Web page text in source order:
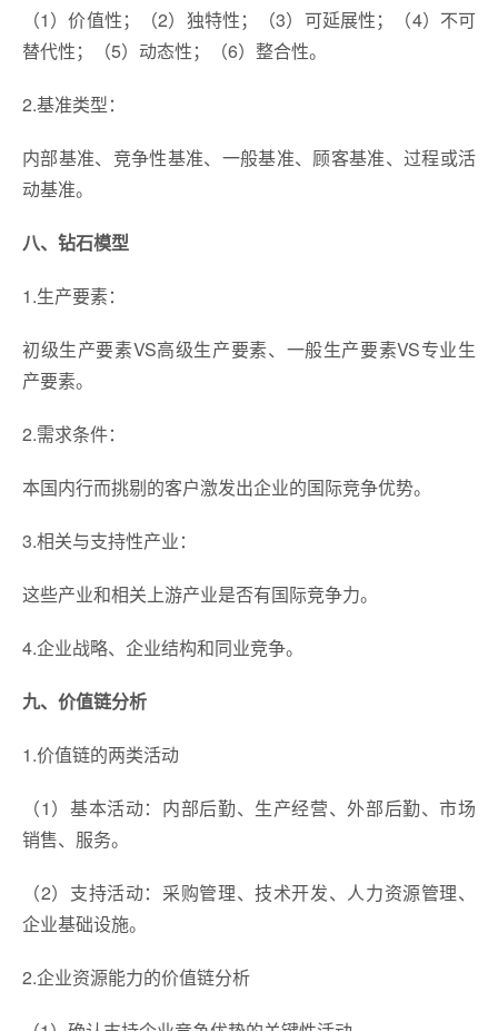
（1）价值性；（2）独特性；（3）可延展性；（4）不可
替代性；（5）动态性；（6）整合性。
2.基准类型：
内部基准、竞争性基准、一般基准、顾客基准、过程或活
动基准。
八、钻石模型
1.生产要素：
初级生产要素VS高级生产要素、一般生产要素VS专业生
产要素。
2.需求条件：
本国内行而挑剔的客户激发出企业的国际竞争优势。
3.相关与支持性产业：
这些产业和相关上游产业是否有国际竞争力。
4.企业战略、企业结构和同业竞争。
九、价值链分析
1.价值链的两类活动
（1）基本活动：内部后勤、生产经营、外部后勤、市场
销售、服务。
（2）支持活动：采购管理、技术开发、人力资源管理、
企业基础设施。
2.企业资源能力的价值链分析